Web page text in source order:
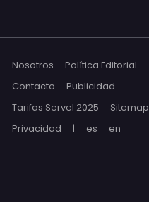
Nosotros
Política Editorial
Contacto
Publicidad
Tarifas Servel 2025
Sitemap
Privacidad
| es en